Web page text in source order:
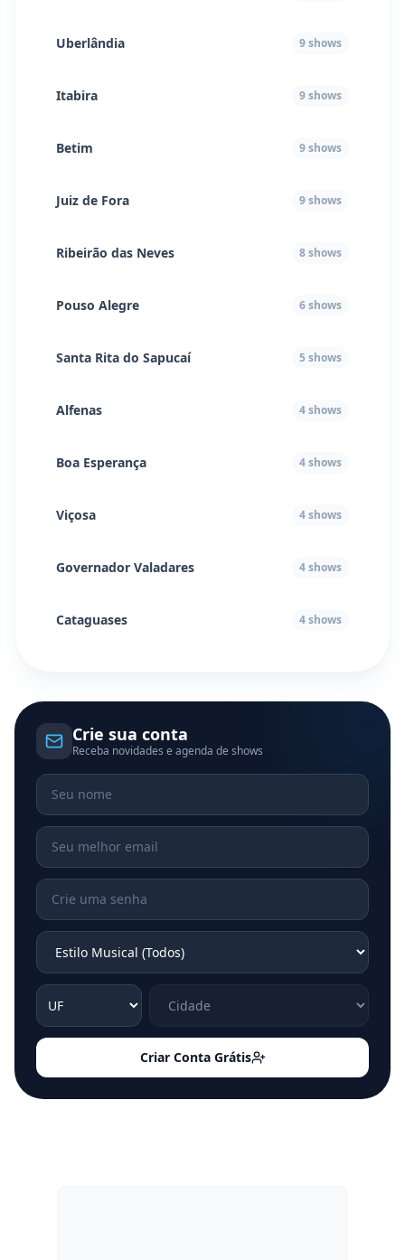
Uberlândia 9shows
Itabira 9shows
Betim 9shows
Juiz de Fora 9shows
Ribeirão das Neves 8shows
Pouso Alegre 6shows
Santa Rita do Sapucaí 5shows
Alfenas 4shows
Boa Esperança 4shows
Viçosa 4shows
Governador Valadares 4shows
Cataguases 4shows
Crie sua conta
Receba novidades e agenda de shows
Criar Conta Grátis